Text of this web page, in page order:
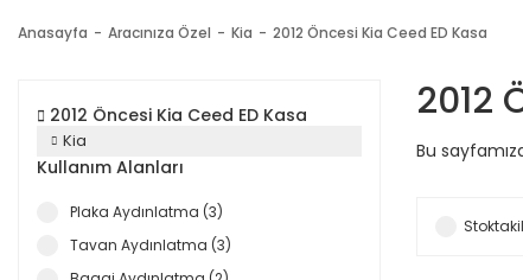
Anasayfa Aracınıza Özel Kia 2012 Öncesi Kia Ceed ED Kasa
2012 Öncesi Kia Ceed ED Kasa
Kia
Kullanım Alanları
Plaka Aydınlatma (3)
Tavan Aydınlatma (3)
2012
Bu